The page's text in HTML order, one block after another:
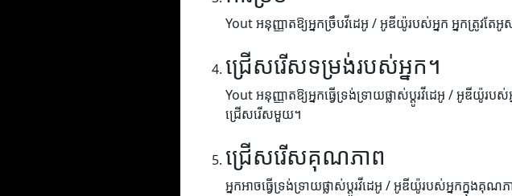
Yout អនុញ្ញាតឱ្យអ្នកច្រឹបវីដេអូ / អូឌីយ៉ូរបស់អ្នក អ្នកត្រូវតែ
ជ្រើសរើសទម្រង់របស់អ្នក។
Yout អនុញ្ញាតឱ្យអ្នកធ្វើទ្រង់ទ្រាយផ្លាស់ប្តូរវីដេអូ / អូឌីយ៉ូរ
ជ្រើសរើសមួយ។
ជ្រើសរើសគុណភាព
អ្នកអាចធ្វើទ្រង់ទ្រាយផ្លាស់ប្តូរវីដេអូ / អូឌីយ៉ូរបស់អ្នកក្នុង